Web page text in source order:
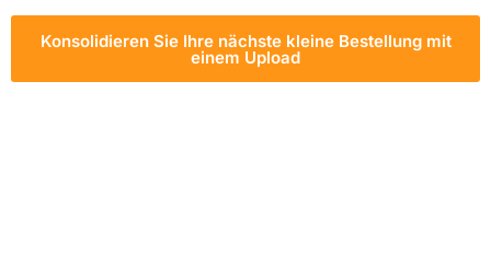
Konsolidieren Sie Ihre nächste kleine Bestellung mit
einem Upload